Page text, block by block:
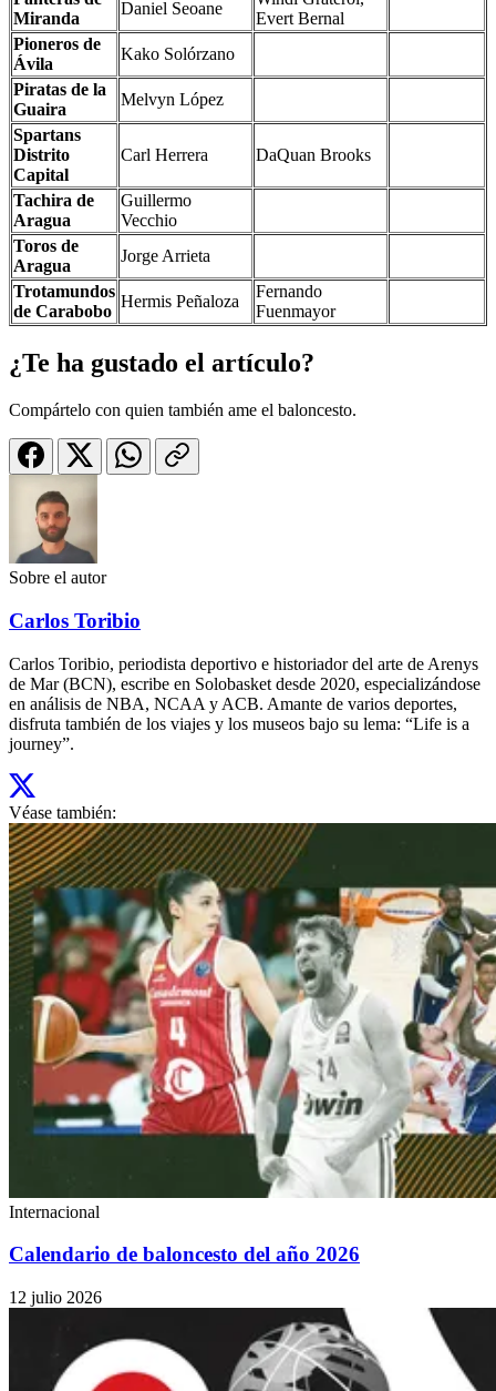
Miranda
Daniel Seoane
Evert Bernal
Pioneros de
Ávila
Kako Solórzano
Piratas de la
Guaira
Melvyn López
Spartans
Distrito
Capital
Carl Herrera DaQuan Brooks
Tachira de
Aragua
Guillermo
Vecchio
Toros de
Aragua
Jorge Arrieta
Trotamundos
de Carabobo
Hermis Peñaloza
Fernando
Fuenmayor
¿Te ha gustado el artículo?
Compártelo con quien también ame el baloncesto.
Sobre el autor
Carlos Toribio
Carlos Toribio, periodista deportivo e historiador del arte de Arenys
de Mar (BCN), escribe en Solobasket desde 2020, especializándose
en análisis de NBA, NCAA y ACB. Amante de varios deportes,
disfruta también de los viajes y los museos bajo su lema: “Life is a
journey”.
Véase también:
Internacional
Calendario de baloncesto del año 2026
12 julio 2026